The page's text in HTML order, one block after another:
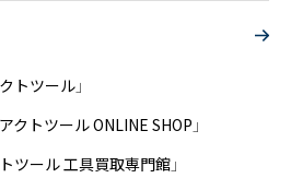
トツール」
クトツール ONLINE SHOP」
ツール 工具買取専門館」